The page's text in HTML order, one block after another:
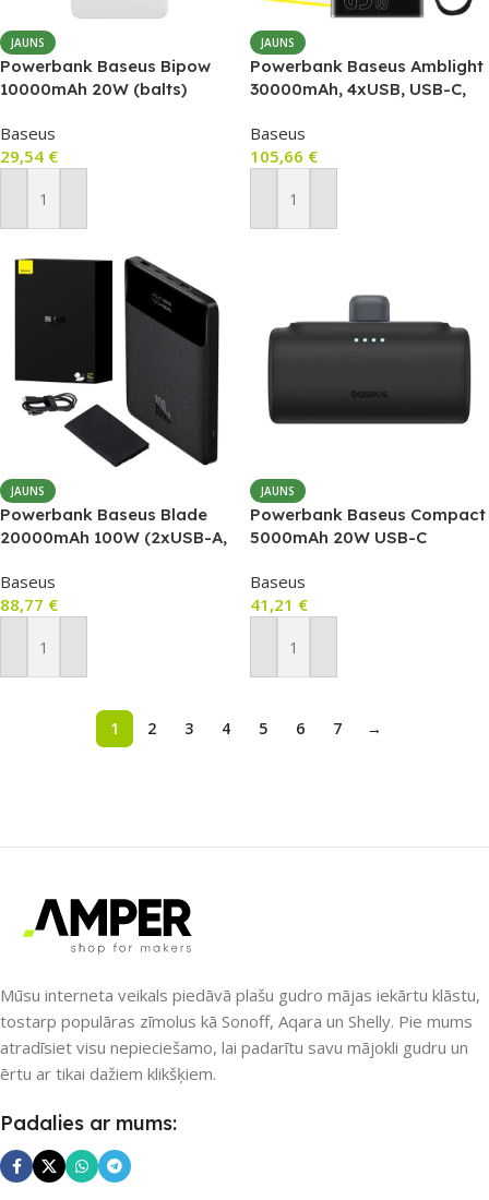
JAUNS
Powerbank Baseus Bipow
10000mAh 20W (balts)
Baseus
29,54 €
Pievienot Grozam
JAUNS
Powerbank Baseus Amblight
30000mAh, 4xUSB, USB-C,
Baseus
105,66 €
Pievienot Grozam
JAUNS
Powerbank Baseus Blade
20000mAh 100W (2xUSB-A,
kabeli, melns
Baseus
88,77 €
Pievienot Grozam
JAUNS
Powerbank Baseus Compact
5000mAh 20W USB-C
Baseus
41,21 €
Pievienot Grozam
1 2 3 4 5 6 7 →
Mūsu interneta veikals piedāvā plašu gudro mājas iekārtu klāstu,
tostarp populāras zīmolus kā Sonoff, Aqara un Shelly. Pie mums
atradīsiet visu nepieciešamo, lai padarītu savu mājokli gudru un
ērtu ar tikai dažiem klikšķiem.
Padalies ar mums: